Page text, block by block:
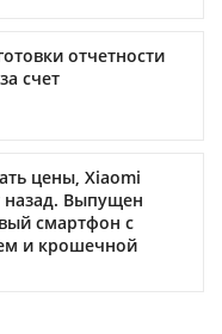
отчетности
счет
цены, Xiaomi
Выпущен
смартфон с
и крошечной